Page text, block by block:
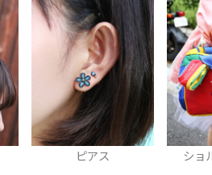
ショルダーバッグ